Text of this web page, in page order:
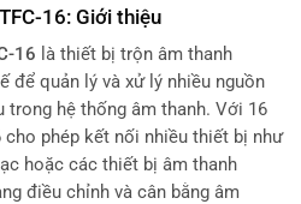
16: Giới thiệu
16 là thiết bị trộn âm thanh
để quản lý và xử lý nhiều nguồn
trong hệ thống âm thanh. Với 16
cho phép kết nối nhiều thiết bị như
hoặc các thiết bị âm thanh
điều chỉnh và cân bằng âm